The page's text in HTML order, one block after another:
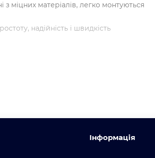
з міцних матеріалів, легко монтуються
надійність і швидкість
Україні – гарантія, перевірена
Інформація